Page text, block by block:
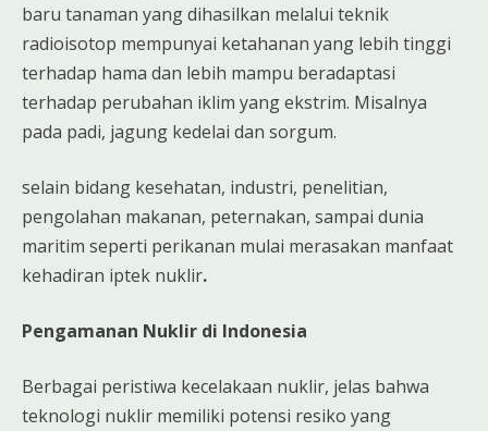
baru tanaman yang dihasilkan melalui teknik
radioisotop mempunyai ketahanan yang lebih tinggi
terhadap hama dan lebih mampu beradaptasi
terhadap perubahan iklim yang ekstrim. Misalnya
pada padi, jagung kedelai dan sorgum.
selain bidang kesehatan, industri, penelitian,
pengolahan makanan, peternakan, sampai dunia
maritim seperti perikanan mulai merasakan manfaat
kehadiran iptek nuklir.
Pengamanan Nuklir di Indonesia
Berbagai peristiwa kecelakaan nuklir, jelas bahwa
teknologi nuklir memiliki potensi resiko yang